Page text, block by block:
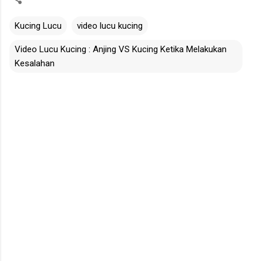
Kucing Lucu video lucu kucing
Video Lucu Kucing : Anjing VS Kucing Ketika Melakukan
Kesalahan